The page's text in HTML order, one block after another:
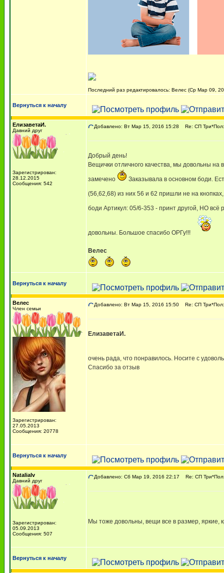
Последний раз редактировалось: Велес (Ср Мар 09,
Вернуться к началу
ЕлизаветаИ.
Давний друг
Зарегистрирован:
28.12.2015
Сообщения: 542
Добавлено: Вт Мар 15, 2016 15:28 Re: СП
Добрый день!
Вещички отличного качества, мы довольны на
замечено Заказывала в основном боди.
(56,62,68) из них 56 и 62 пришли не на
боди Артикул: 05/6-353 - принт другой, НО
довольны. Большое спасибо ОРГу!!!
Велес
Вернуться к началу
Велес
Член семьи
Зарегистрирован:
27.05.2013
Сообщения: 20778
Добавлено: Вт Мар 15, 2016 15:50 Re: СП
ЕлизаветаИ.
очень рада, что понравилось. Носите с
Спасибо за отзыв
Вернуться к началу
NataliaIv
Давний друг
Зарегистрирован:
05.09.2013
Сообщения: 507
Добавлено: Сб Мар 19, 2016 22:17 Re: СП
Мы тоже довольны, вещи все в размер, яркие,
Вернуться к началу